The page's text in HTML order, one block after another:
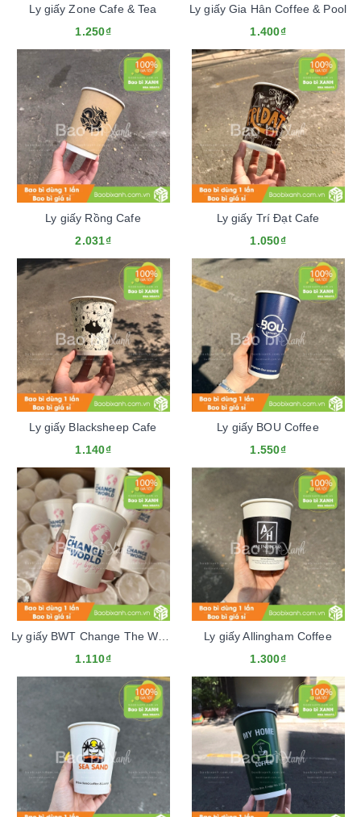
Ly giấy Zone Cafe & Tea
1.250₫
Ly giấy Gia Hân Coffee & Pool
1.400₫
Ly giấy Rồng Cafe
2.031₫
Ly giấy Trí Đạt Cafe
1.050₫
Ly giấy Blacksheep Cafe
1.140₫
Ly giấy BOU Coffee
1.550₫
1.110₫
Ly giấy Allingham Coffee
1.300₫